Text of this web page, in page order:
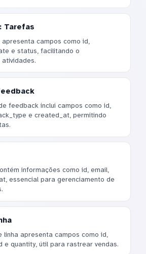
Tarefas
campos como id,
e status, facilitando o
feedback inclui campos como id,
e created_at, permitindo
informações como id, email,
essencial para gerenciamento de
linha apresenta campos como id,
e quantity, útil para rastrear vendas.